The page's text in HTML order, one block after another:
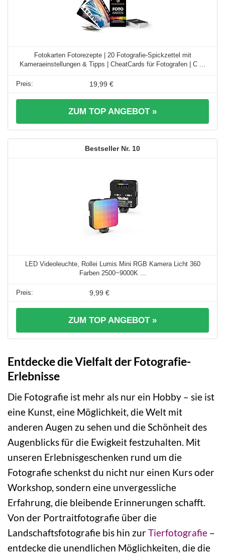
Fotokarten Fotorezepte | 20 Fotografie-Spickzettel mit
Kameraeinstellungen & Tipps | CheatCards für Fotografen | C ...
19,99 €
ZUM TOP ANGEBOT »
10
LED Videoleuchte, Rollei Lumis Mini RGB Kamera Licht 360
Farben 2500~9000K ...
9,99 €
ZUM TOP ANGEBOT »
Entdecke die Vielfalt der Fotografie-
Erlebnisse
Die Fotografie ist mehr als nur ein Hobby – sie ist
eine Kunst, eine Möglichkeit, die Welt mit
anderen Augen zu sehen und die Schönheit des
Augenblicks für die Ewigkeit festzuhalten. Mit
unseren Erlebnisgeschenken rund um die
Fotografie schenkst du nicht nur einen Kurs oder
Workshop, sondern eine unvergessliche
Erfahrung, die bleibende Erinnerungen schafft.
Von der Portraitfotografie über die
Landschaftsfotografie bis hin zurTierfotografie –
entdecke die unendlichen Möglichkeiten, die die